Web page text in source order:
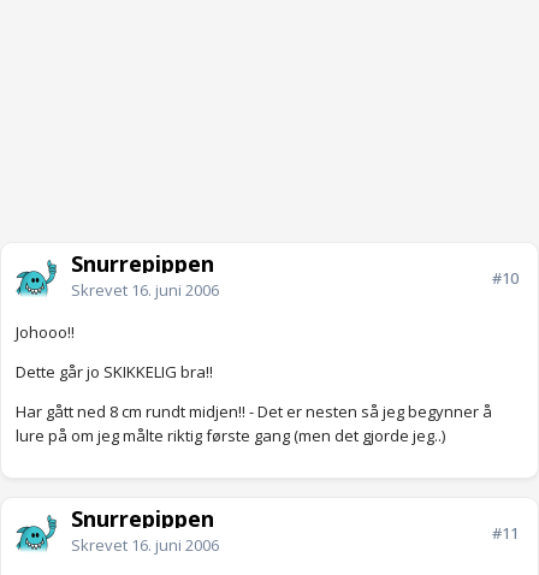
Snurrepippen
Skrevet 16. juni 2006
#10
Johooo!!
Dette går jo SKIKKELIG bra!!
Har gått ned 8 cm rundt midjen!! - Det er nesten så jeg begynner å
lure på om jeg målte riktig første gang (men det gjorde jeg..)
Snurrepippen
Skrevet 16. juni 2006
#11